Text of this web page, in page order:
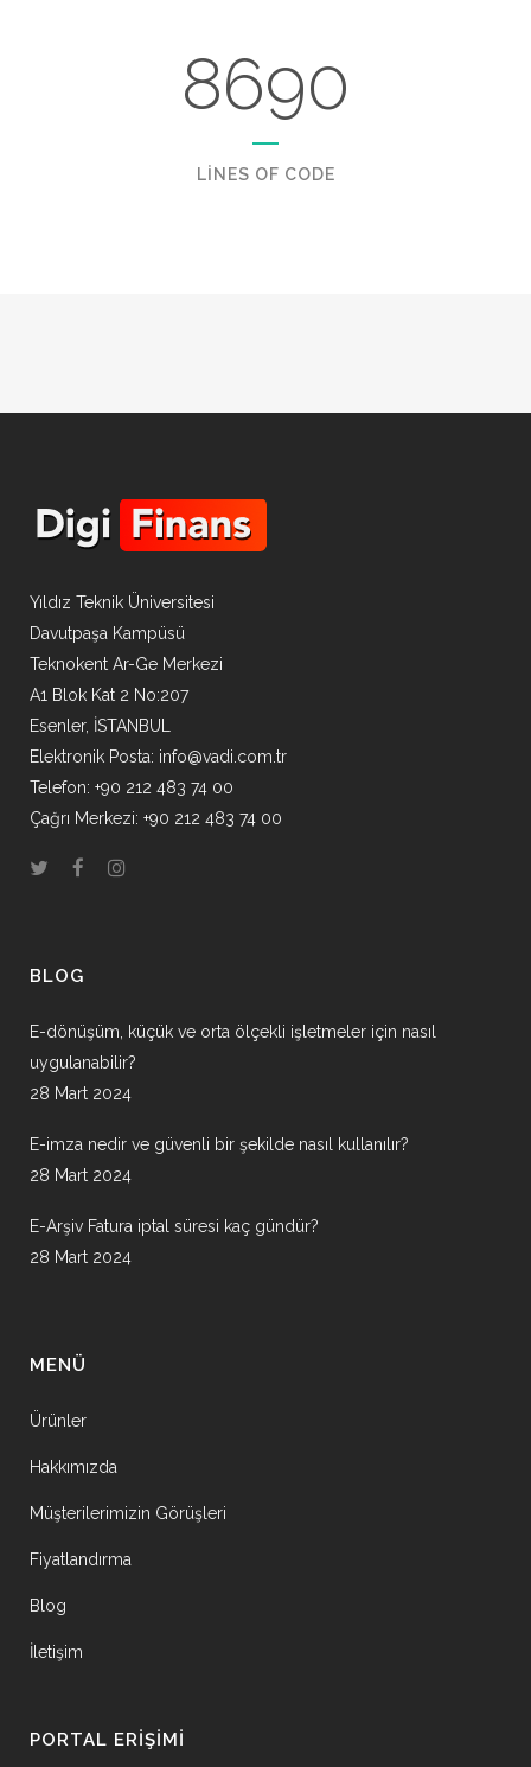
8690
LINES OF CODE
Yıldız Teknik Üniversitesi
Davutpaşa Kampüsü
Teknokent Ar-Ge Merkezi
A1 Blok Kat 2 No:207
Esenler, İSTANBUL
Elektronik Posta: info@vadi.com.tr
Telefon: +90 212 483 74 00
Çağrı Merkezi: +90 212 483 74 00
BLOG
E-dönüşüm, küçük ve orta ölçekli işletmeler için nasıl
uygulanabilir?
28 Mart 2024
E-imza nedir ve güvenli bir şekilde nasıl kullanılır?
28 Mart 2024
E-Arşiv Fatura iptal süresi kaç gündür?
28 Mart 2024
MENÜ
Ürünler
Hakkımızda
Müşterilerimizin Görüşleri
Fiyatlandırma
Blog
İletişim
PORTAL ERIŞIMI